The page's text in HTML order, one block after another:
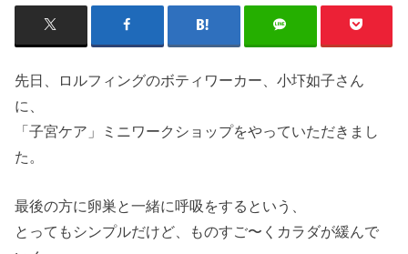
先日、ロルフィングのボティワーカー、小圷如子さん
に、
「子宮ケア」ミニワークショップをやっていただきまし
た。
最後の方に卵巣と一緒に呼吸をするという、
とってもシンプルだけど、ものすご〜くカラダが緩んで